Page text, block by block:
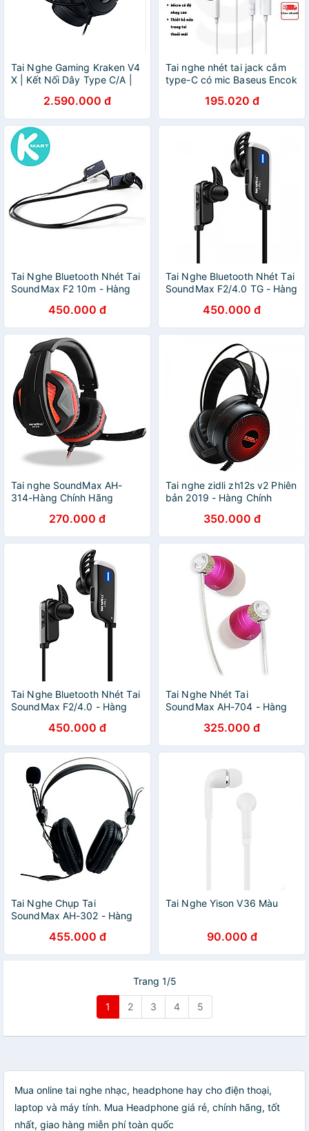
Tai Nghe Gaming Kraken V4
X | Kết Nối Dây Type C/A |
Gọn | Âm Thanh 7.1 | Vải
Đệm Tai Hybrid | Led RGB |
Hàng Chính Hãng
2.590.000 đ
Tai nghe nhét tai jack cắm
type-C có mic Baseus Encok
chính hãng195.020 đ
Tai Nghe Bluetooth Nhét Tai
SoundMax F2 10m - Hàng
450.000 đ
Tai Nghe Bluetooth Nhét Tai
SoundMax F2/4.0 TG - Hàng
450.000 đ
Tai nghe SoundMax AH-
314-Hàng Chính Hãng
270.000 đ
Tai nghe zidli zh12s v2 Phiên
bản 2019 - Hàng Chính
350.000 đ
Tai Nghe Bluetooth Nhét Tai
SoundMax F2/4.0 - Hàng
450.000 đ
Tai Nghe Nhét Tai
SoundMax AH-704 - Hàng
325.000 đ
Tai Nghe Chụp Tai
SoundMax AH-302 - Hàng
455.000 đ
Tai Nghe Yison V36 Màu
90.000 đ
Trang 1/5
1 2 3 4 5
Mua online tai nghe nhạc, headphone hay cho điện thoại,
laptop và máy tính. Mua Headphone giá rẻ, chính hãng, tốt
nhất, giao hàng miễn phí toàn quốc